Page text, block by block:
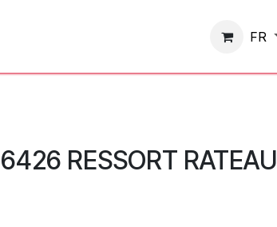
Contactez-nous FR
6426 RESSORT RATEAU